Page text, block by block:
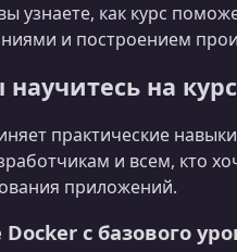
узнаете, как курс
и построением
на
практические
и всем, кто
приложений.
с базового